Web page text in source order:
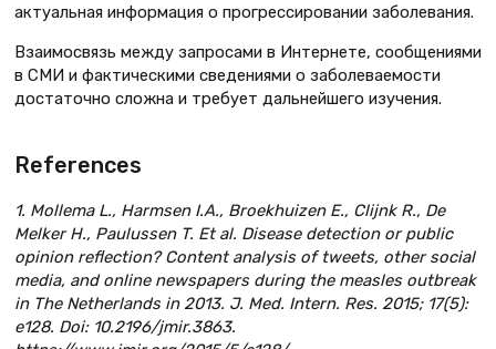
актуальная информация о прогрессировании заболевания.
Взаимосвязь между запросами в Интернете, сообщениями
в СМИ и фактическими сведениями о заболеваемости
достаточно сложна и требует дальнейшего изучения.
References
1. Mollema L., Harmsen I.A., Broekhuizen E., Clijnk R., De
Melker H., Paulussen T. Et al. Disease detection or public
opinion reflection? Content analysis of tweets, other social
media, and online newspapers during the measles outbreak
in The Netherlands in 2013. J. Med. Intern. Res. 2015; 17(5):
e128. Doi: 10.2196/jmir.3863.